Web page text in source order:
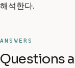
해석한다.
ANSWERS
Questions